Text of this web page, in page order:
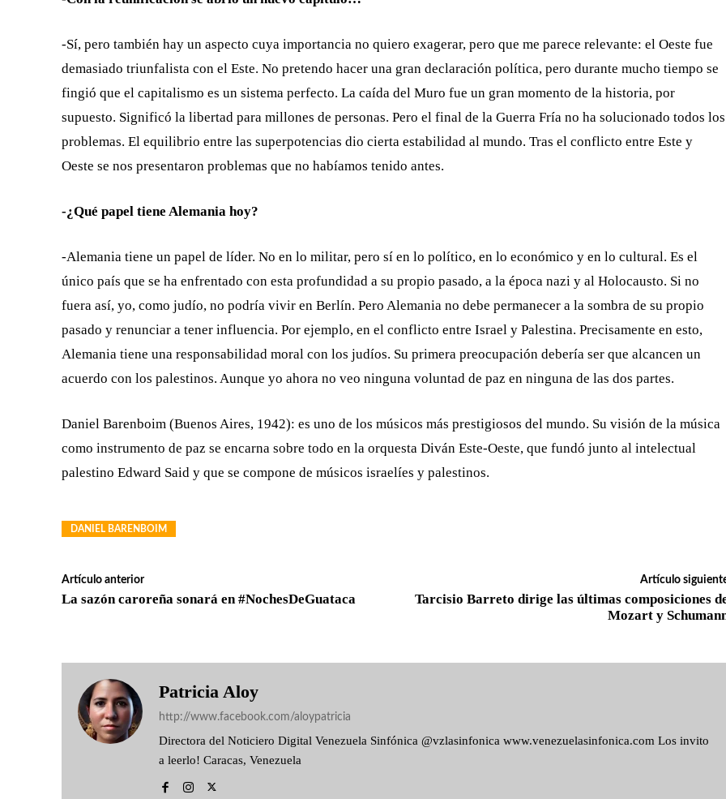
-Sí, pero también hay un aspecto cuya importancia no quiero exagerar, pero que me parece relevante: el Oeste fue
demasiado triunfalista con el Este. No pretendo hacer una gran declaración política, pero durante mucho tiempo se
fingió que el capitalismo es un sistema perfecto. La caída del Muro fue un gran momento de la historia, por
supuesto. Significó la libertad para millones de personas. Pero el final de la Guerra Fría no ha solucionado todos los
problemas. El equilibrio entre las superpotencias dio cierta estabilidad al mundo. Tras el conflicto entre Este y
Oeste se nos presentaron problemas que no habíamos tenido antes.
-¿Qué papel tiene Alemania hoy?
-Alemania tiene un papel de líder. No en lo militar, pero sí en lo político, en lo económico y en lo cultural. Es el
único país que se ha enfrentado con esta profundidad a su propio pasado, a la época nazi y al Holocausto. Si no
fuera así, yo, como judío, no podría vivir en Berlín. Pero Alemania no debe permanecer a la sombra de su propio
pasado y renunciar a tener influencia. Por ejemplo, en el conflicto entre Israel y Palestina. Precisamente en esto,
Alemania tiene una responsabilidad moral con los judíos. Su primera preocupación debería ser que alcancen un
acuerdo con los palestinos. Aunque yo ahora no veo ninguna voluntad de paz en ninguna de las dos partes.
Daniel Barenboim (Buenos Aires, 1942): es uno de los músicos más prestigiosos del mundo. Su visión de la música
como instrumento de paz se encarna sobre todo en la orquesta Diván Este-Oeste, que fundó junto al intelectual
palestino Edward Said y que se compone de músicos israelíes y palestinos.
DANIEL BARENBOIM
Artículo anterior
La sazón caroreña sonará en #NochesDeGuataca
Artículo
Tarcisio Barreto dirige las últimas composiciones
Mozart y
Patricia Aloy
http://www.facebook.com/aloypatricia
Directora del Noticiero Digital Venezuela Sinfónica @vzlasinfonica www.venezuelasinfonica.com Los invito
a leerlo! Caracas, Venezuela